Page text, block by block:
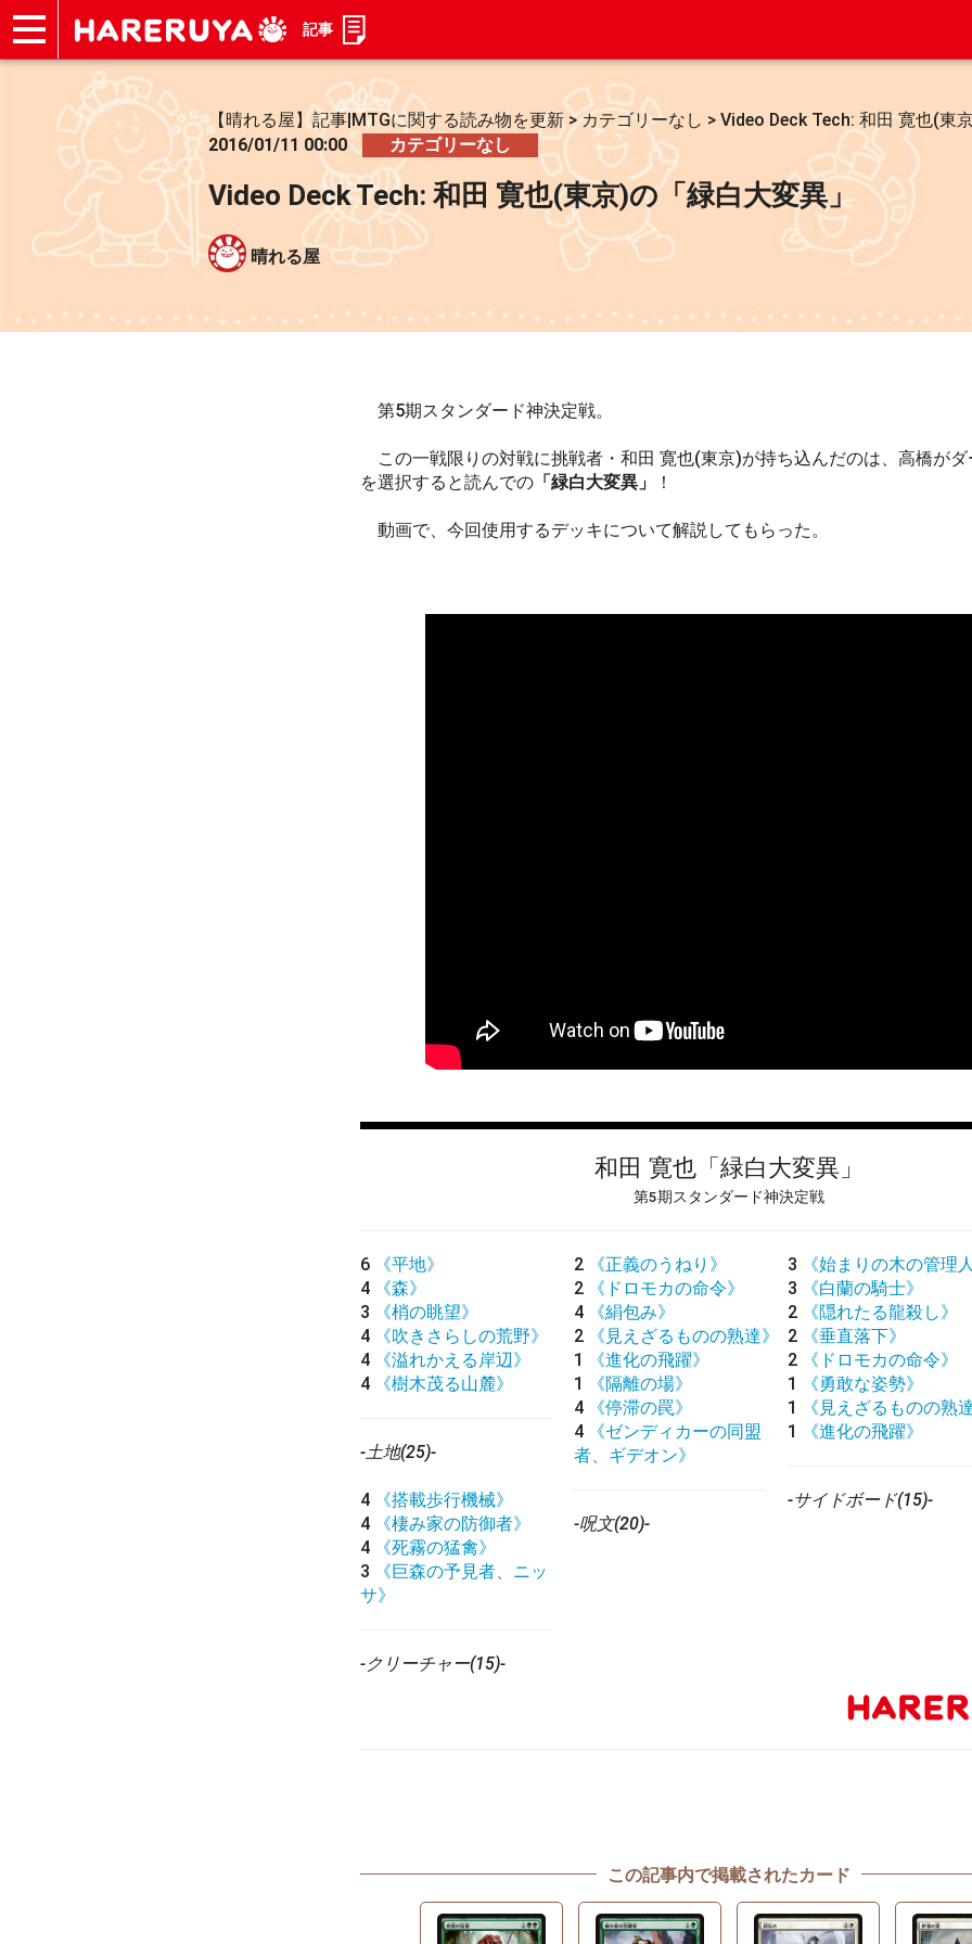
ショップ
デッキ検索
デッキ構築
選手一覧
店舗一覧
イベント
お問い合わせ
記事
【晴れる屋】記事|MTGに関する読み物を更新>カテゴリーなし > Video Deck Tech: 和田 寛也(東
2016/01/11 00:00
カテゴリーなし
Video Deck Tech: 和田 寛也(東京)の「緑白大変異」
晴れる屋
第5期スタンダード神決定戦。
この一戦限りの対戦に挑戦者・和田 寛也(東京)が持ち込んだのは、高橋がダ
を選択すると読んでの 「緑白大変異」 ！
動画で、今回使用するデッキについて解説してもらった。
和田 寛也 「緑白大変異」
第5期スタンダード神決定戦
6
《平地》
4
《森》
3
《梢の眺望》
4
《吹きさらしの荒野》
4
《溢れかえる岸辺》
4
《樹木茂る山麓》
-土地(25)-
4
《搭載歩行機械》
4
《棲み家の防御者》
4
《死霧の猛禽》
3
《巨森の予見者、ニッ
サ》
-クリーチャー(15)-
2
《正義のうねり》
2
《ドロモカの命令》
4
《絹包み》
2
《見えざるものの熟達》
1
《進化の飛躍》
1
《隔離の場》
4
《停滞の罠》
4
《ゼンディカーの同盟
者、ギデオン》
-呪文(20)-
3
《始まりの木の管理人
3
《白蘭の騎士》
2
《隠れたる龍殺し》
2
《垂直落下》
2
《ドロモカの命令》
1
《勇敢な姿勢》
1
《見えざるものの熟達
1
《進化の飛躍》
-サイドボード(15)-
この記事内で掲載されたカード